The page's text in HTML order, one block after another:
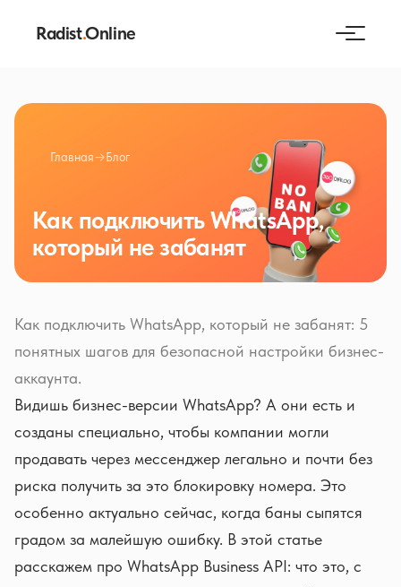
Radist.Online
Главная→Блог
Как подключить WhatsApp,
который не забанят
Как подключить WhatsApp, который не забанят: 5
понятных шагов для безопасной настройки бизнес-
аккаунта.
Видишь бизнес-версии WhatsApp? А они есть и
созданы специально, чтобы компании могли
продавать через мессенджер легально и почти без
риска получить за это блокировку номера. Это
особенно актуально сейчас, когда баны сыпятся
градом за малейшую ошибку. В этой статье
расскажем про WhatsApp Business API: что это, с